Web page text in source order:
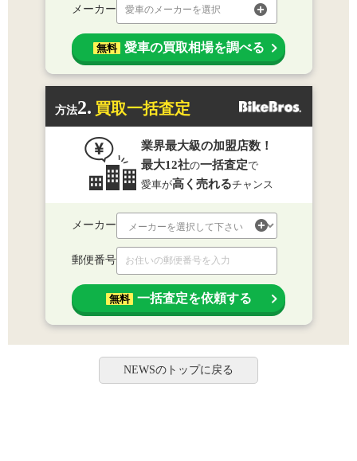
メーカー 愛車のメーカーを選択
無料 愛車の買取相場を調べる
方法2. 買取一括査定
業界最大級の加盟店数！
最大12社の一括査定で
愛車が高く売れるチャンス
メーカー
郵便番号
無料 一括査定を依頼する
NEWSのトップに戻る